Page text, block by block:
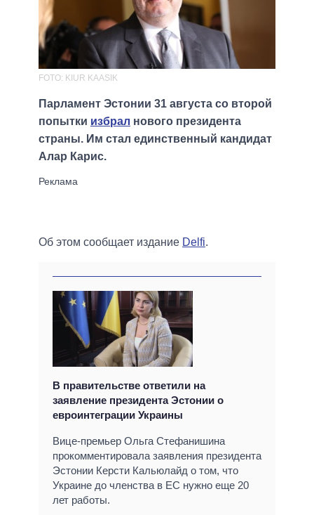
FOTO: KIUR KAASIK
Парламент Эстонии 31 августа со второй
попытки избрал нового президента
страны. Им стал единственный кандидат
Алар Карис.
Об этом сообщает издание Delfi.
В правительстве ответили на
заявление президента Эстонии о
евроинтеграции Украины
Вице-премьер Ольга Стефанишина
прокомментировала заявления президента
Эстонии Керсти Кальюлайд о том, что
Украине до членства в ЕС нужно еще 20
лет работы.